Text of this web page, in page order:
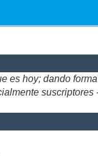
hoy; dando